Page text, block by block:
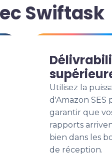
Swiftask
Utilisez la
d'Amazon SES
garantir que
rapports
bien dans les
de réception.